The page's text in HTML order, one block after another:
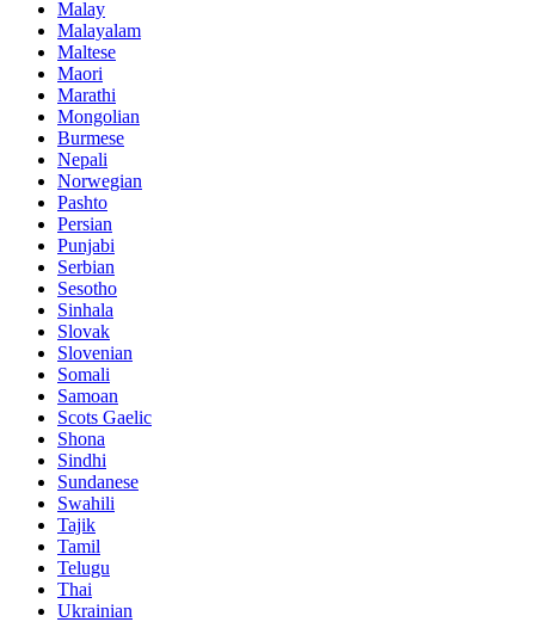
Malay
Malayalam
Maltese
Maori
Marathi
Mongolian
Burmese
Nepali
Norwegian
Pashto
Persian
Punjabi
Serbian
Sesotho
Sinhala
Slovak
Slovenian
Somali
Samoan
Scots Gaelic
Shona
Sindhi
Sundanese
Swahili
Tajik
Tamil
Telugu
Thai
Ukrainian